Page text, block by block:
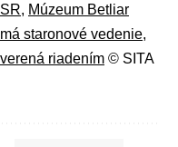
, Múzeum Betliar
staronové vedenie,
riadením © SITA